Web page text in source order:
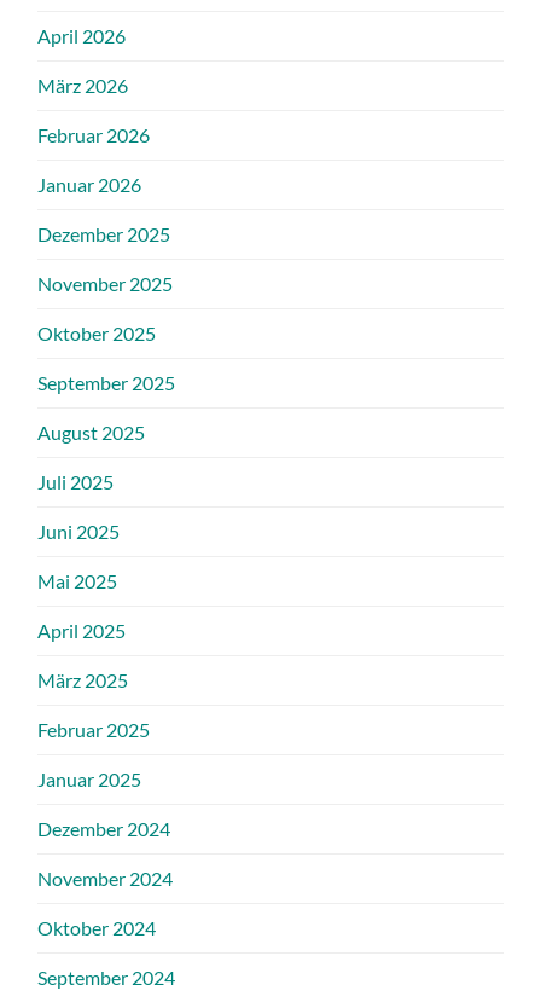
April 2026
März 2026
Februar 2026
Januar 2026
Dezember 2025
November 2025
Oktober 2025
September 2025
August 2025
Juli 2025
Juni 2025
Mai 2025
April 2025
März 2025
Februar 2025
Januar 2025
Dezember 2024
November 2024
Oktober 2024
September 2024